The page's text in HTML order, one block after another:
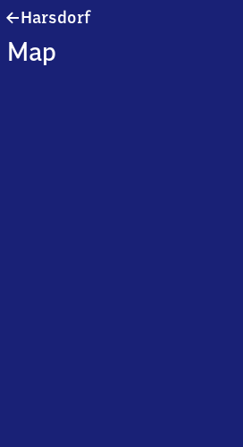
HarsdorfHarsdorf
Map